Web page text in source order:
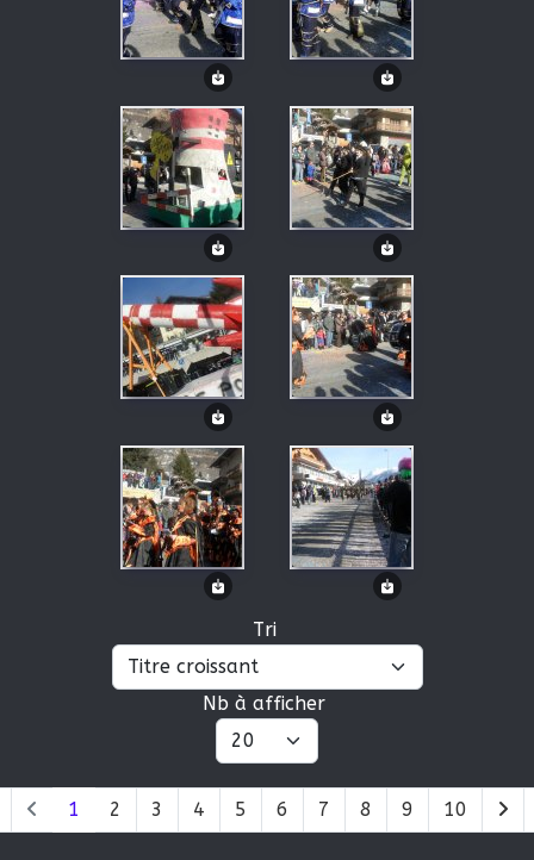
Tri
Nb à afficher
1 2 3 4 5 6 7 8 9 10